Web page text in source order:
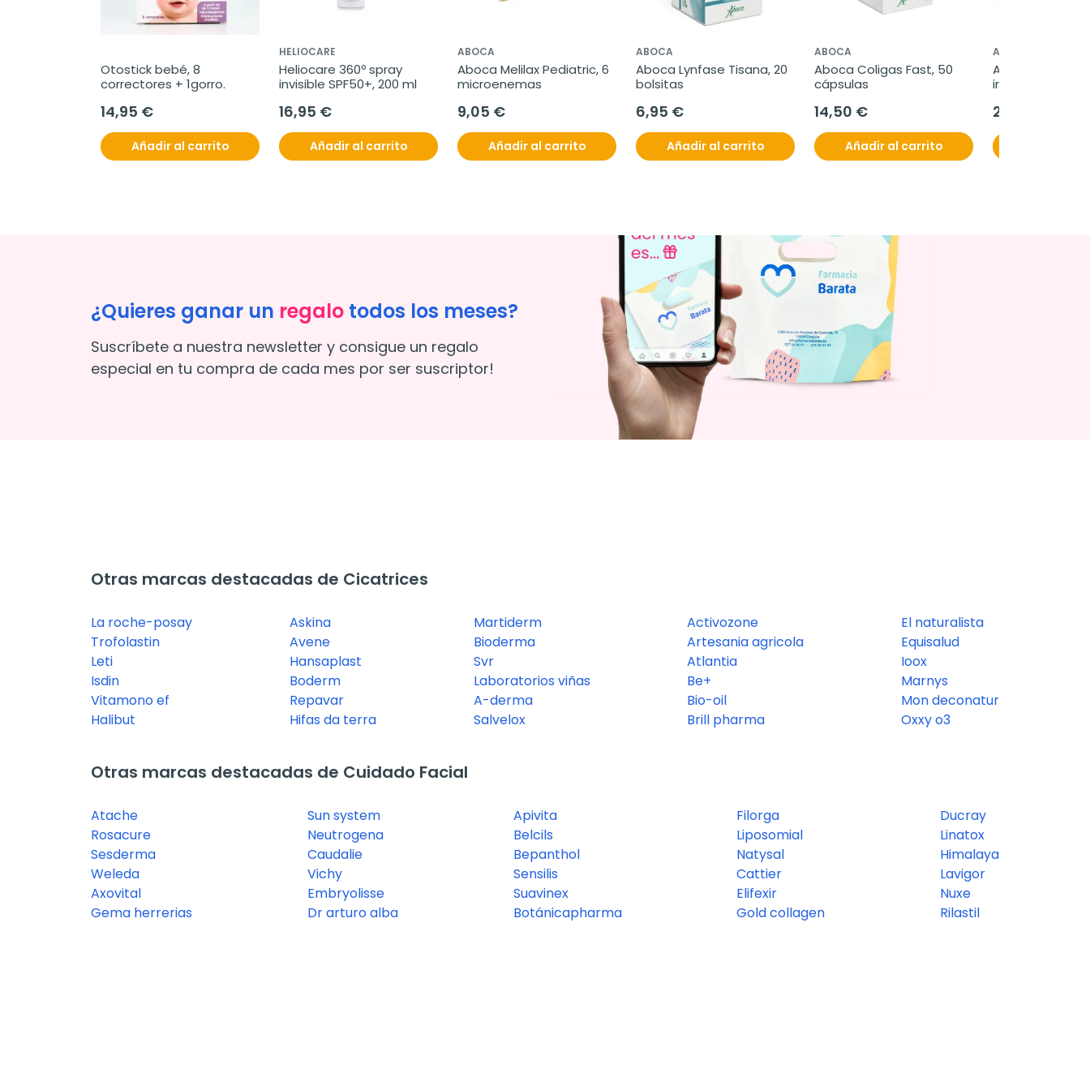
Otostick bebé, 8
correctores + 1gorro.
14,95 €
Añadir al carrito
HELIOCARE
Heliocare 360º spray
invisible SPF50+, 200 ml
16,95 €
Añadir al carrito
ABOCA
Aboca Melilax Pediatric, 6
microenemas
9,05 €
Añadir al carrito
ABOCA
Aboca Lynfase Tisana, 20
bolsitas
6,95 €
Añadir al carrito
ABOCA
Aboca Coligas Fast, 50
cápsulas
14,50 €
Añadir al carrito
ABOCA
Aboca Colilen
intestino
28,70 €
¿Quieres ganar un regalo todos los meses?
Suscríbete a nuestra newsletter y consigue un regalo
especial en tu compra de cada mes por ser suscriptor!
Otras marcas destacadas de Cicatrices
La roche-posay
Trofolastin
Leti
Isdin
Vitamono ef
Halibut
Askina
Avene
Hansaplast
Boderm
Repavar
Hifas da terra
Martiderm
Bioderma
Svr
Laboratorios viñas
A-derma
Salvelox
Activozone
Artesania agricola
Atlantia
Be+
Bio-oil
Brill pharma
El naturalista
Equisalud
Ioox
Marnys
Mon deconatur
Oxxy o3
Otras marcas destacadas de Cuidado Facial
Atache
Rosacure
Sesderma
Weleda
Axovital
Gema herrerias
Sun system
Neutrogena
Caudalie
Vichy
Embryolisse
Dr arturo alba
Apivita
Belcils
Bepanthol
Sensilis
Suavinex
Botánicapharma
Filorga
Liposomial
Natysal
Cattier
Elifexir
Gold collagen
Ducray
Linatox
Himalaya
Lavigor
Nuxe
Rilastil